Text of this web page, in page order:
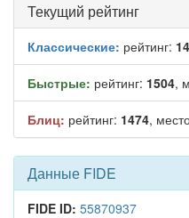
Текущий рейтинг
Классические: рейтинг:
Быстрые: рейтинг: 1504,
Блиц: рейтинг: 1474,
Данные FIDE
FIDE ID: 55870937